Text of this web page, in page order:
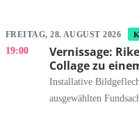
FREITAG, 28. AUGUST 2026
19:00
Vernissage:
Collage zu
Installative
ausgewählten